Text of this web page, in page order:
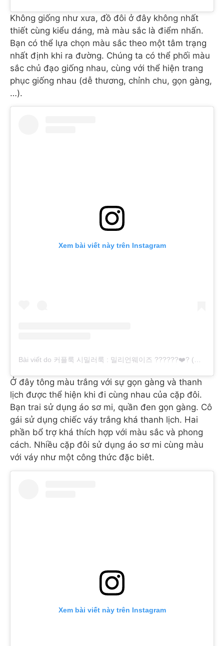
Không giống như xưa, đồ đôi ở đây không nhất
thiết cùng kiểu dáng, mà màu sắc là điểm nhấn.
Bạn có thể lựa chọn màu sắc theo một tâm trạng
nhất định khi ra đường. Chúng ta có thể phối màu
sắc chủ đạo giống nhau, cùng với thể hiện trang
phục giống nhau (dễ thương, chỉnh chu, gọn gàng,
…).
Xem bài viết này trên Instagram
Bài viết do 커플룩 시밀러룩 : 밀리언웨이즈 ??‍???‍?❤️‍? (@millionways2) chia sẻ
Ở đây tông màu trắng với sự gọn gàng và thanh
lịch được thể hiện khi đi cùng nhau của cặp đôi.
Bạn trai sử dụng áo sơ mi, quần đen gọn gàng. Cô
gái sử dụng chiếc váy trắng khá thanh lịch. Hai
phần bổ trợ khá thích hợp với màu sắc và phong
cách. Nhiều cặp đôi sử dụng áo sơ mi cùng màu
với váy như một công thức đặc biêt.
Xem bài viết này trên Instagram